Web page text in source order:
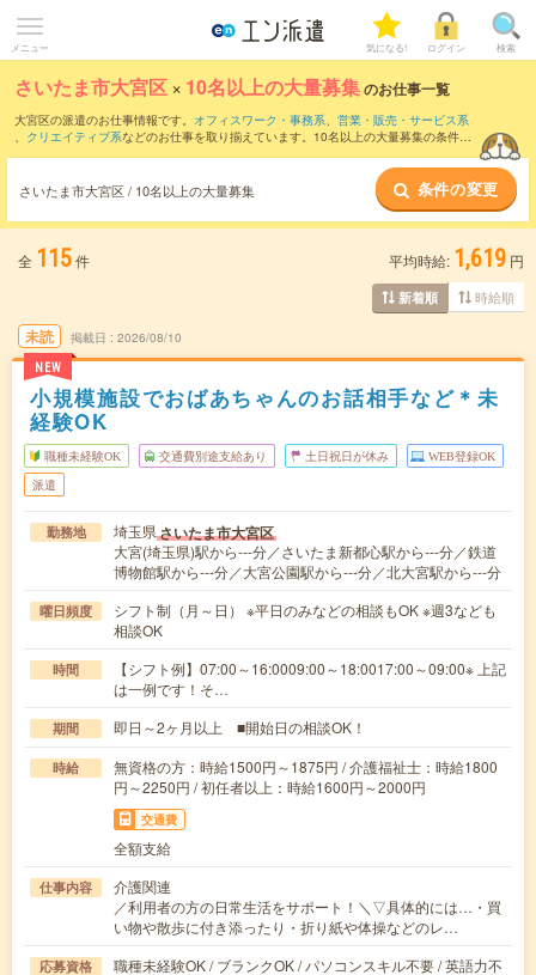
メニュー 気になる! ログイン 検索
さいたま市大宮区 × 10名以上の大量募集のお仕事一覧
大宮区の派遣のお仕事情報です。 オフィスワーク・事務系、 営業・販売・サービス系
、 クリエイティブ系などのお仕事を取り揃えています。10名以上の大量募集の条件の
さいたま市大宮区 / 10名以上の大量募集 条件の変更
全 115件 平均時給: 1,619 円
新着順 時給順
未読
NEW
掲載日 2026/08/10
小規模施設でおばあちゃんのお話相手など＊未
経験OK
職種未経験OK 交通費別途支給あり 土日祝日が休み WEB登録OK
派遣
勤務地 埼玉県さいたま市大宮区
大宮(埼玉県)駅から---分／さいたま新都心駅から---分／鉄道
博物館駅から---分／大宮公園駅から---分／北大宮駅から---分
曜日頻度
シフト制（月～日） ※平日のみなどの相談もOK ※週3なども
相談OK
時間
【シフト例】07:00～16:0009:00～18:0017:00～09:00※ 上記
は一例です！そ…
期間 即日～2ヶ月以上 ■開始日の相談OK！
時給
無資格の方：時給1500円～1875円 / 介護福祉士：時給1800
円～2250円 / 初任者以上：時給1600円～2000円
交通費
全額支給
仕事内容
介護関連
／利用者の方の日常生活をサポート！＼▽具体的には…・買
い物や散歩に付き添ったり・折り紙や体操などのレ…
応募資格
職種未経験OK / ブランクOK / パソコンスキル不要 / 英語力不